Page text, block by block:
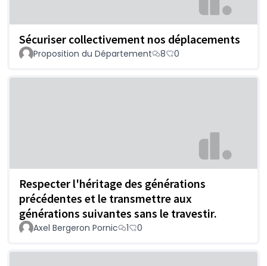
Sécuriser collectivement nos déplacements
Proposition du Département 8 0
Respecter l'héritage des générations
précédentes et le transmettre aux
générations suivantes sans le travestir.
Axel Bergeron Pornic 1 0